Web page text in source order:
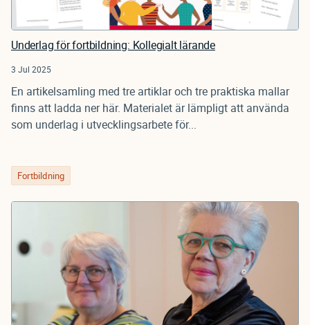
Underlag för fortbildning: Kollegialt lärande
3 Jul 2025
En artikelsamling med tre artiklar och tre praktiska mallar
finns att ladda ner här. Materialet är lämpligt att använda
som underlag i utvecklingsarbete för...
Fortbildning